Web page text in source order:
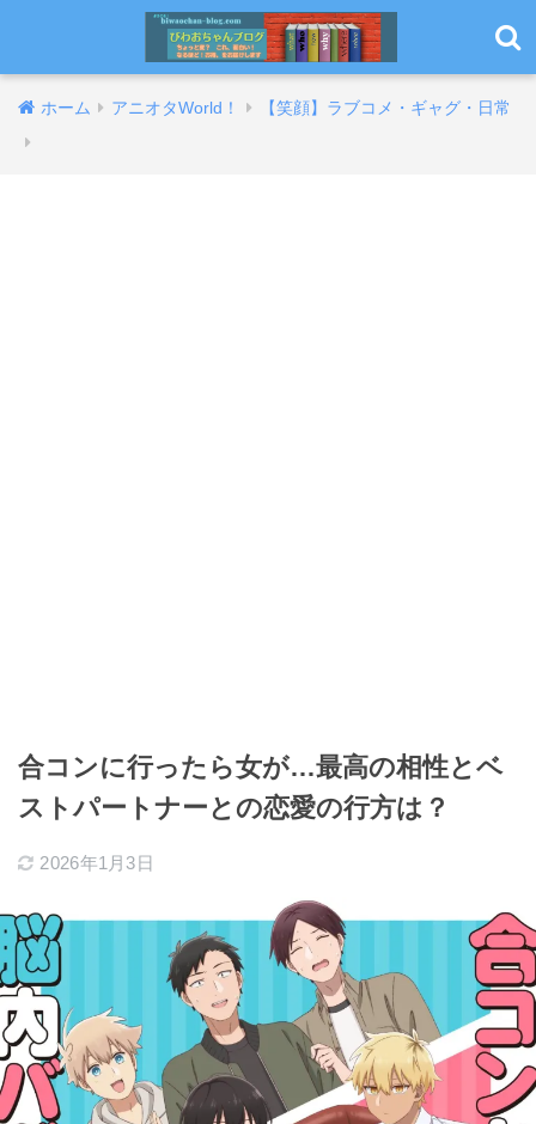
ホーム アニオタWorld！ 【笑顔】ラブコメ・ギャグ・日常
合コンに行ったら女が…最高の相性とベ
ストパートナーとの恋愛の行方は？
2026年1月3日